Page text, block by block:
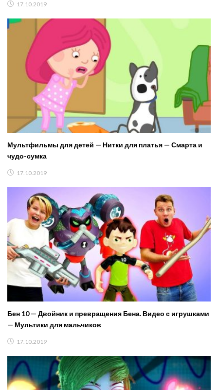
17.10.2019
Мультфильмы для детей — Нитки для платья — Смарта и
чудо-сумка
17.10.2019
Бен 10 — Двойник и превращения Бена. Видео с игрушками
— Мультики для мальчиков
17.10.2019